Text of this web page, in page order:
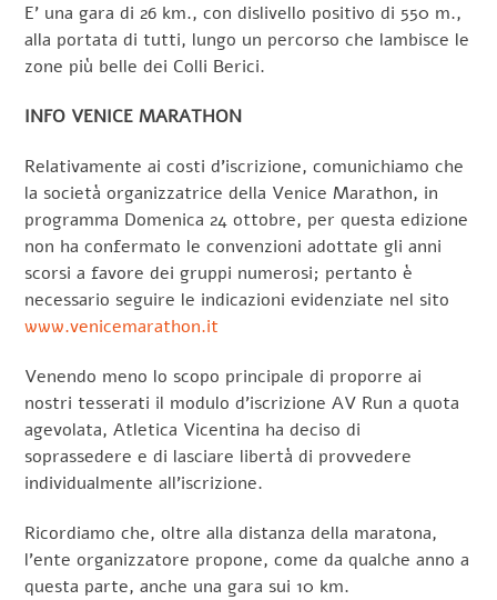
E’ una gara di 26 km., con dislivello positivo di 550 m.,
alla portata di tutti, lungo un percorso che lambisce le
zone più belle dei Colli Berici.
INFO VENICE MARATHON
Relativamente ai costi d’iscrizione, comunichiamo che
la società organizzatrice della Venice Marathon, in
programma Domenica 24 ottobre, per questa edizione
non ha confermato le convenzioni adottate gli anni
scorsi a favore dei gruppi numerosi; pertanto è
necessario seguire le indicazioni evidenziate nel sito
www.venicemarathon.it
Venendo meno lo scopo principale di proporre ai
nostri tesserati il modulo d’iscrizione AV Run a quota
agevolata, Atletica Vicentina ha deciso di
soprassedere e di lasciare libertà di provvedere
individualmente all’iscrizione.
Ricordiamo che, oltre alla distanza della maratona,
l’ente organizzatore propone, come da qualche anno a
questa parte, anche una gara sui 10 km.